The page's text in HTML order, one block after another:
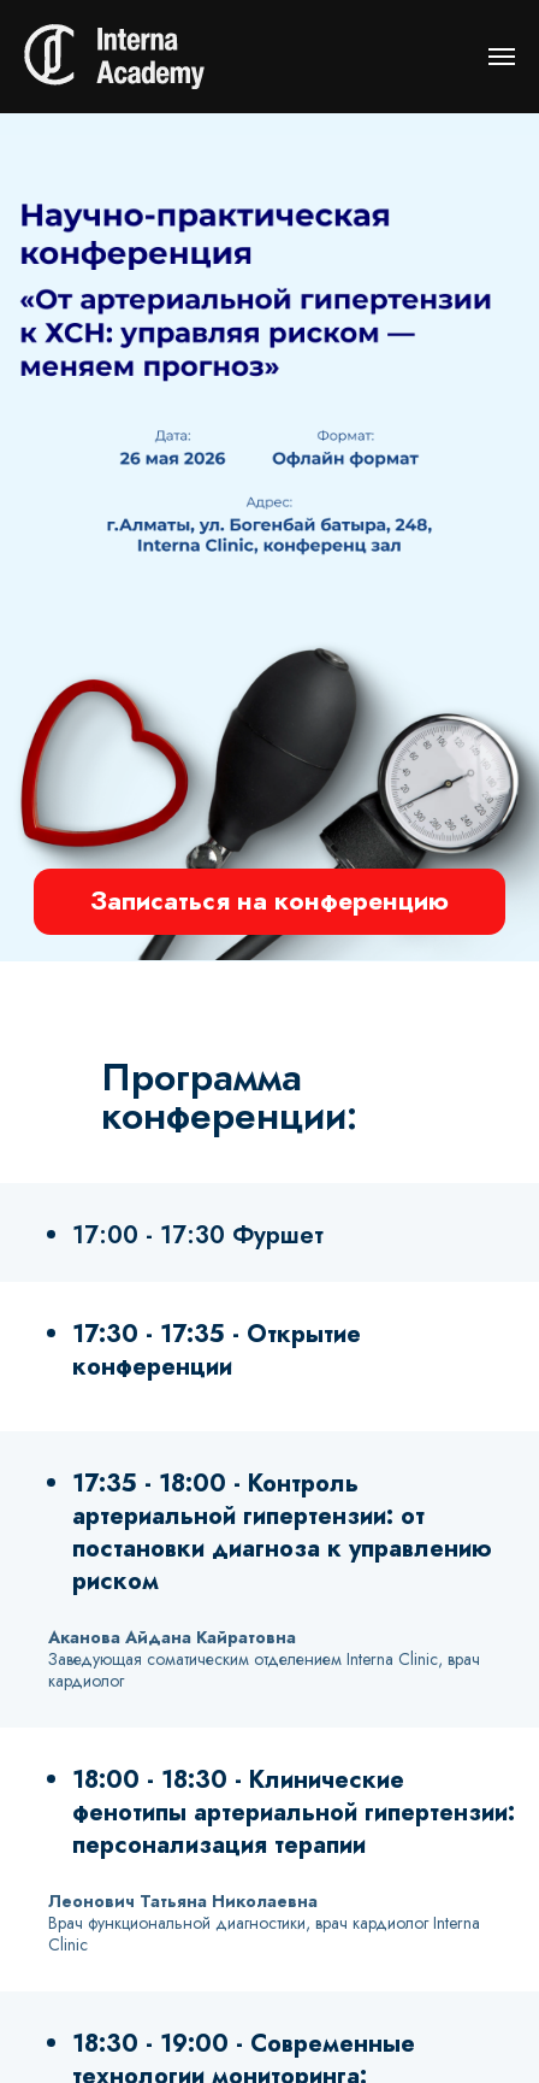
Записаться на конференцию
Программа
конференции:
17:00 - 17:30 Фуршет
17:30 - 17:35 - Открытие
конференции
17:35 - 18:00 - Контроль
артериальной гипертензии: от
постановки диагноза к управлению
риском
Аканова Айдана Кайратовна
Заведующая соматическим отделением Interna Clinic, врач
кардиолог
18:00 - 18:30 - Клинические
фенотипы артериальной гипертензии:
персонализация терапии
Леонович Татьяна Николаевна
Врач функциональной диагностики, врач кардиолог Interna
Clinic
18:30 - 19:00 - Современные